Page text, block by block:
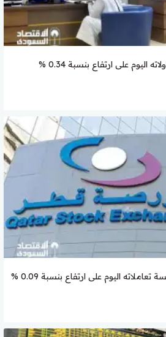
على ارتفاع بنسبة 0.34 %
اليوم على ارتفاع بنسبة 0.09 %